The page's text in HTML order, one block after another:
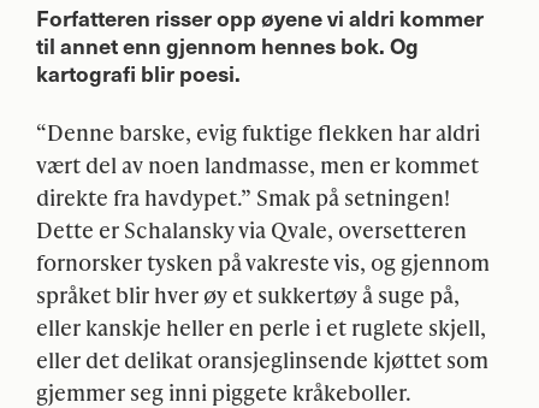
Forfatteren risser opp øyene vi aldri kommer
til annet enn gjennom hennes bok. Og
kartografi blir poesi.
“Denne barske, evig fuktige flekken har aldri
vært del av noen landmasse, men er kommet
direkte fra havdypet.” Smak på setningen!
Dette er Schalansky via Qvale, oversetteren
fornorsker tysken på vakreste vis, og gjennom
språket blir hver øy et sukkertøy å suge på,
eller kanskje heller en perle i et ruglete skjell,
eller det delikat oransjeglinsende kjøttet som
gjemmer seg inni piggete kråkeboller.